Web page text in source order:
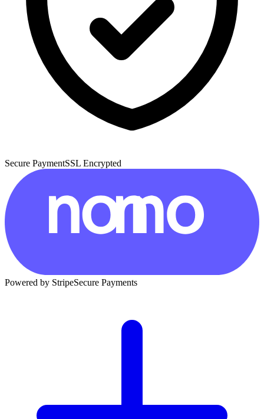
Secure PaymentSSL Encrypted
Powered by StripeSecure Payments